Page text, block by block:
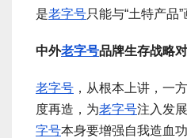
是老字号只能与“土特产品
中外老字号品牌生存战略
老字号 ，从根本上讲，一
度再造，为老字号注入发
字号本身要增强自我造血